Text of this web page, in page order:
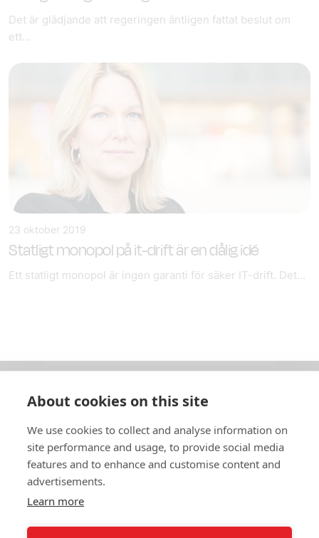
Det är glädjande att regeringen äntligen fattat beslut om
ett...
23 oktober 2019
Statligt monopol på it-drift är en dålig idé
Ett statligt monopol är ingen garanti för säker IT-drift. Det...
In English
Standardavtal
Snabblänkar
About cookies on this site
We use cookies to collect and analyse information on
site performance and usage, to provide social media
features and to enhance and customise content and
advertisements.
Learn more